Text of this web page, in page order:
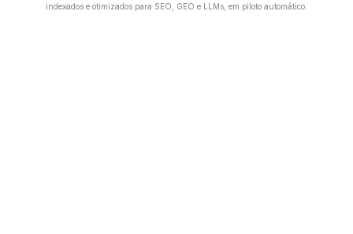
indexados e otimizados para SEO, GEO e LLMs, em piloto automático.